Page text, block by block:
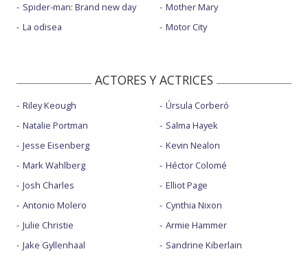
Spider-man: Brand new day
La odisea
Mother Mary
Motor City
ACTORES Y ACTRICES
Riley Keough
Natalie Portman
Jesse Eisenberg
Mark Wahlberg
Josh Charles
Antonio Molero
Julie Christie
Jake Gyllenhaal
Úrsula Corberó
Salma Hayek
Kevin Nealon
Héctor Colomé
Elliot Page
Cynthia Nixon
Armie Hammer
Sandrine Kiberlain